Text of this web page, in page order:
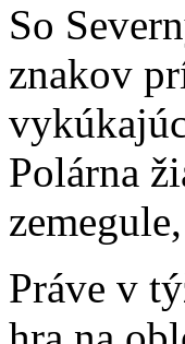
So
znakov
Polárna
Práve v